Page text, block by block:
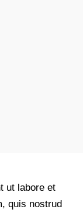
ut labore et
quis nostrud